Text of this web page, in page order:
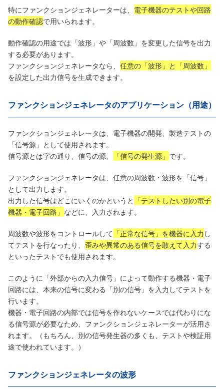
特にファンクションジェネレーターは、 電子機器のテストや回路
の動作確認で用いられます。
動作確認の用途では「波形」や「周波数」を変更した信号を出力
する必要があります。
ファンクションジェネレータなら、 任意の「波形」と「周波数」
を設定した出力信号を生成できます。
ファンクションジェネレータのアプリケーション（用途）
ファンクションジェネレータは、電子機器の開発、製造テストの
「信号源」として使用されます。
信号源とは字の通り、信号の源、
「信号の発生源」 です。
ファンクションジェネレータは、任意の周波数・波形を「信号」
として出力します。
出力した信号はどこにいくのかというと 「テストしたい別の電子
機器・電子回路」 などに、入力されます。
周波数や波形をコントロールして 「正常な信号」を機器に入力 し
てテストを行なったり、 歪みや異常のある信号を敢えて入力する
といったテストでも使用されます。
このように「外部からの入力信号」によって動作する機器・電子
回路には、本来の信号に変わる「別の信号」を入力してテストを
行います。
機器・電子回路の内部では信号を作れないケースでは代わりにな
る信号源が必要なため、ファンクションジェネレーターが活用さ
れます。（もちろん、別の信号発生器の多くも、テストや検証用
途で使われています。）
ファンクションジェネレータの波形